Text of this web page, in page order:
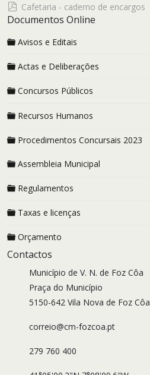
pdf
Cafetaria - caderno de encargos
Documentos Online
Avisos e Editais
Actas e Deliberações
Concursos Públicos
Recursos Humanos
Procedimentos Concursais 2023
Assembleia Municipal
Regulamentos
Taxas e licenças
Orçamento
Contactos
Município de V. N. de Foz Côa
Praça do Município
5150-642 Vila Nova de Foz Côa
correio@cm-fozcoa.pt
279 760 400